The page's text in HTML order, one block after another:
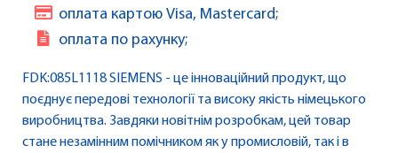
оплата картою Visa, Mastercard;
оплата по рахунку;
FDK:085L1118 SIEMENS - це інноваційний продукт, що
поєднує передові технології та високу якість німецького
виробництва. Завдяки новітнім розробкам, цей товар
стане незамінним помічником як у промисловій, так і в